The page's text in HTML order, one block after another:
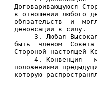
Договаривающуюся
в отношении любого
обязательств  и
денонсации в силу.
3. Любая
быть  членом
Стороной настоящей
4. Конвенция
положениями
которую